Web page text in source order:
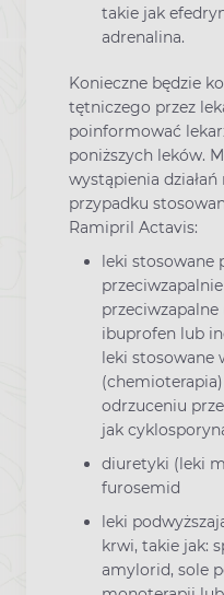
takie jak
adrenalina.
Konieczne będzie
tętniczego przez
poinformować
poniższych leków.
wystąpienia
przypadku
Ramipril Actavis:
leki stosowane
przeciwzapalne
ibuprofen lub
leki stosowane
odrzuceniu
jak
diuretyki (leki
furosemid
leki
krwi, takie jak:
amylorid, sole